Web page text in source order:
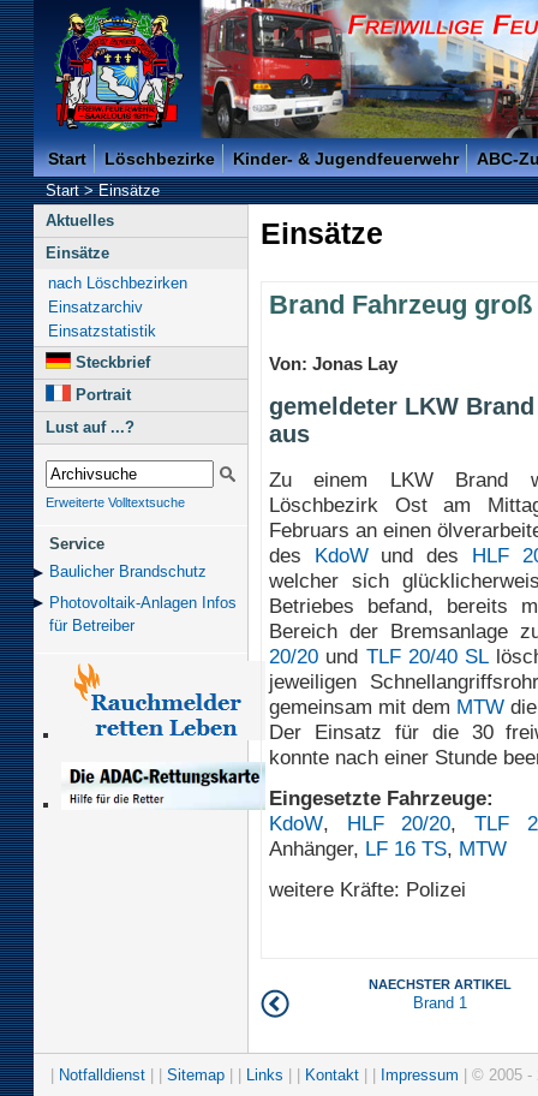
Freiwillige Feuerwehr der Kreisstadt Saarlouis -
Start Löschbezirke Kinder- & Jugendfeuerwehr ABC-
Start>Einsätze
Aktuelles
Einsätze
nach Löschbezirken
Einsatzarchiv
Einsatzstatistik
Steckbrief
Portrait
Lust auf ...?
Erweiterte Volltextsuche
Service
Baulicher Brand­schutz
Photovoltaik-Anlagen Infos
für Betreiber
Einsätze
Brand Fahrzeug groß
Von: Jonas Lay
gemeldeter LKW
aus
Zu einem LKW Brand
Löschbezirk Ost am
Februars an einen
des KdoWund des HLF
welcher sich
Betriebes befand, bereits
Bereich der Bremsanlage
20/20 und TLF 20/40 SL
jeweiligen
gemeinsam mit dem MTW
Der Einsatz für die 30
konnte nach einer Stunde
Eingesetzte Fahrzeuge:
KdoW, HLF 20/20,TLF
Anhänger, LF 16 TS, MTW
weitere Kräfte: Polizei
NAECHSTER ARTIKEL
Brand 1
Notfalldienst Sitemap Links Kontakt Impressum | © 2005 -